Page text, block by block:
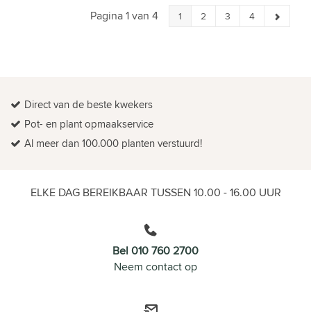
Pagina 1 van 4 1 2 3 4
Direct van de beste kwekers
Pot- en plant opmaakservice
Al meer dan 100.000 planten verstuurd!
ELKE DAG BEREIKBAAR TUSSEN 10.00 - 16.00 UUR
Bel 010 760 2700
Neem contact op